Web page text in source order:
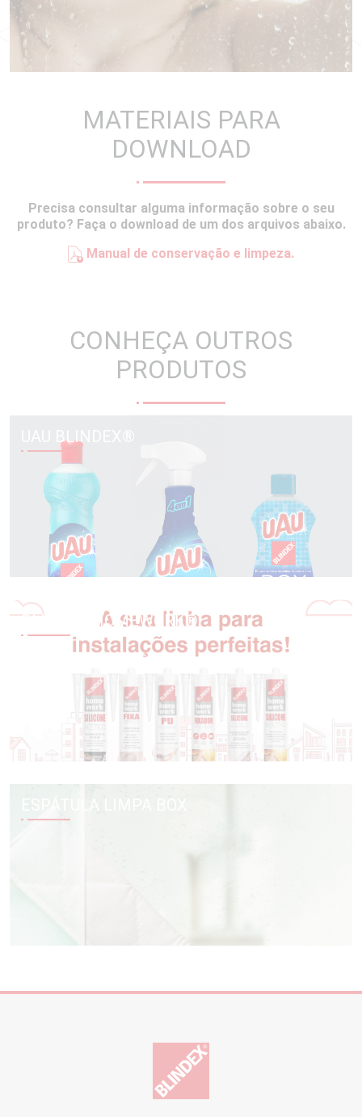
MATERIAIS PARA
DOWNLOAD
Precisa consultar alguma informação sobre o seu
produto? Faça o download de um dos arquivos abaixo.
Manual de conservação e limpeza.
CONHEÇA OUTROS
PRODUTOS
UAU BLINDEX®
BLINDEX HOMEWORK®
ESPÁTULA LIMPA BOX